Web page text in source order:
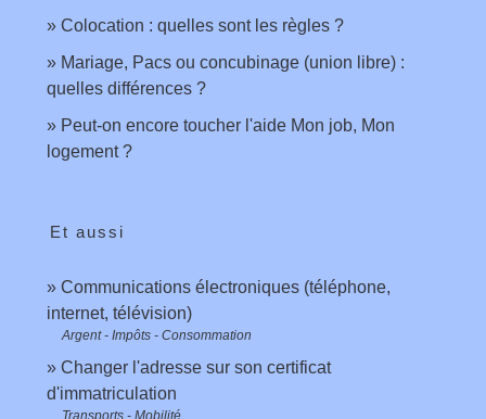
Colocation : quelles sont les règles ?
Mariage, Pacs ou concubinage (union libre) :
quelles différences ?
Peut-on encore toucher l'aide Mon job, Mon
logement ?
Et aussi
Communications électroniques (téléphone,
internet, télévision)
Argent - Impôts - Consommation
Changer l'adresse sur son certificat
d'immatriculation
Transports - Mobilité